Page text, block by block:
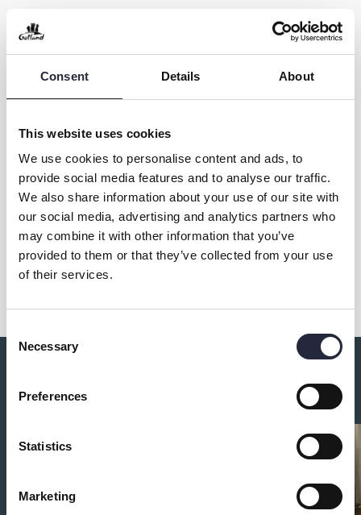
Consent Details About
This website uses cookies
We use cookies to personalise content and ads, to
provide social media features and to analyse our traffic.
We also share information about your use of our site with
our social media, advertising and analytics partners who
may combine it with other information that you’ve
provided to them or that they’ve collected from your use
of their services.
Selection
Necessary
Preferences
Statistics
Marketing
Kontakt & öppettider
Övrig information
Aktiviteten arrangeras av
Dela
Du kanske också är intresserad av: